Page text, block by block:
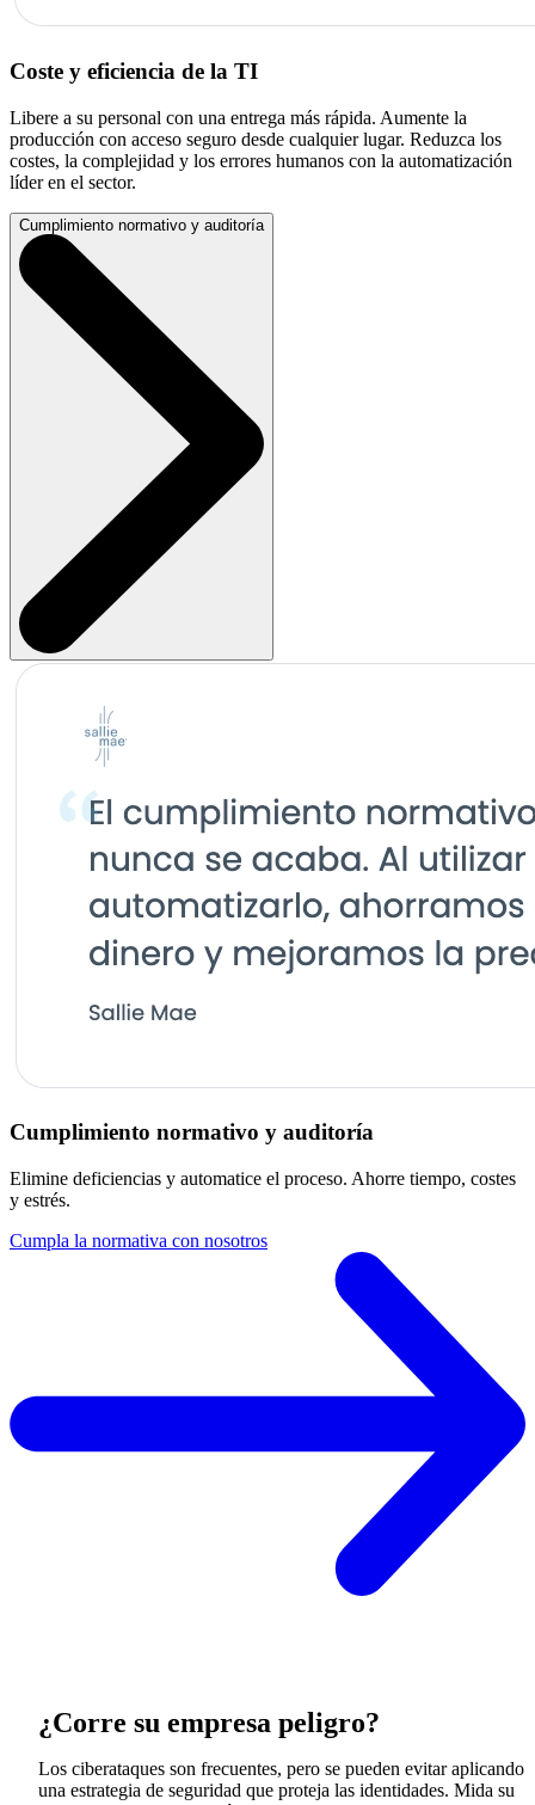
Coste y eficiencia de la TI
Libere a su personal con una entrega más rápida. Aumente la
producción con acceso seguro desde cualquier lugar. Reduzca los
costes, la complejidad y los errores humanos con la automatización
líder en el sector.
Cumplimiento normativo y auditoría
Cumplimiento normativo y auditoría
Elimine deficiencias y automatice el proceso. Ahorre tiempo, costes
y estrés.
Cumpla la normativa con nosotros
¿Corre su empresa peligro?
Los ciberataques son frecuentes, pero se pueden evitar aplicando
una estrategia de seguridad que proteja las identidades. Mida su